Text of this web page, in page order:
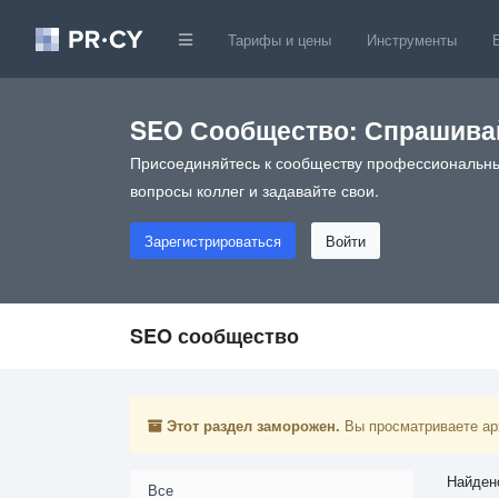
Тарифы и цены Инструменты
SEO Сообщество:
Присоединяйтесь к сообществу
вопросы коллег и задавайте свои.
Зарегистрироваться Войти
SEO сообщество
Этот раздел заморожен. Вы просматриваете
Все